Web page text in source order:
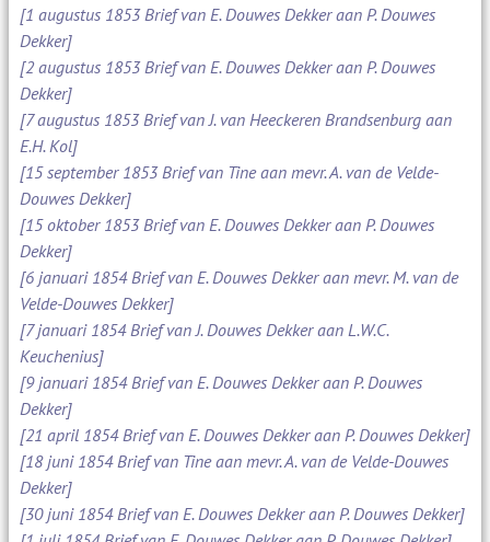
[1 augustus 1853 Brief van E. Douwes Dekker aan P. Douwes
Dekker]
[2 augustus 1853 Brief van E. Douwes Dekker aan P. Douwes
Dekker]
[7 augustus 1853 Brief van J. van Heeckeren Brandsenburg aan
E.H. Kol]
[15 september 1853 Brief van Tine aan mevr. A. van de Velde-
Douwes Dekker]
[15 oktober 1853 Brief van E. Douwes Dekker aan P. Douwes
Dekker]
[6 januari 1854 Brief van E. Douwes Dekker aan mevr. M. van de
Velde-Douwes Dekker]
[7 januari 1854 Brief van J. Douwes Dekker aan L.W.C.
Keuchenius]
[9 januari 1854 Brief van E. Douwes Dekker aan P. Douwes
Dekker]
[21 april 1854 Brief van E. Douwes Dekker aan P. Douwes Dekker]
[18 juni 1854 Brief van Tine aan mevr. A. van de Velde-Douwes
Dekker]
[30 juni 1854 Brief van E. Douwes Dekker aan P. Douwes Dekker]